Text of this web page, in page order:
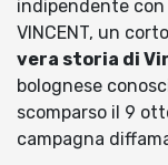
indipendente con
VINCENT, un
vera storia di
bolognese
scomparso il 9
campagna